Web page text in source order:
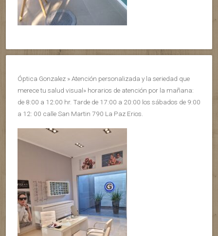
Óptica Gonzalez » Atención personalizada y la seriedad que
merece tu salud visual» horarios de atención por la mañana:
de 8:00 a 12:00 hr. Tarde de 17:00 a 20:00 los sábados de 9:00
a 12: 00 calle San Martin 790 La Paz Erios.